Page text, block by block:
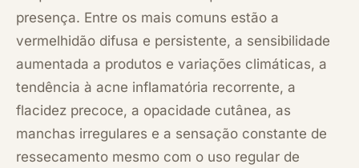
presença. Entre os mais comuns estão a
vermelhidão difusa e persistente, a sensibilidade
aumentada a produtos e variações climáticas, a
tendência à acne inflamatória recorrente, a
flacidez precoce, a opacidade cutânea, as
manchas irregulares e a sensação constante de
ressecamento mesmo com o uso regular de